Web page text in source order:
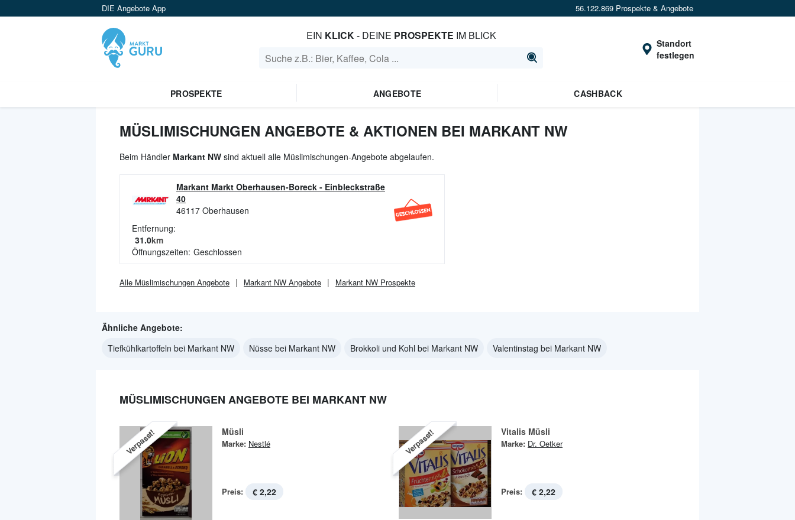
DIE Angebote App 56.122.869 Prospekte & Angebote
EIN KLICK- DEINE PROSPEKTE IM BLICK
Standort
festlegen
PROSPEKTE ANGEBOTE CASHBACK
MÜSLIMISCHUNGEN ANGEBOTE & AKTIONEN BEI MARKANT NW
Beim Händler Markant NW sind aktuell alle Müslimischungen-Angebote abgelaufen.
Markant Markt Oberhausen-Boreck - Einbleckstraße
40
46117 Oberhausen
Entfernung:
31.0km
Öffnungszeiten: Geschlossen
Alle Müslimischungen Angebote Markant NW Angebote Markant NW Prospekte
Ähnliche Angebote:
Tiefkühlkartoffeln bei Markant NW
Nüsse bei Markant NW Brokkoli und Kohl bei Markant NW Valentinstag bei Markant NW
MÜSLIMISCHUNGEN ANGEBOTE BEI MARKANT NW
Verpasst! Müsli
Marke: Nestlé
Preis: € 2,22
Verpasst! Vitalis Müsli
Marke: Dr. Oetker
Preis: € 2,22